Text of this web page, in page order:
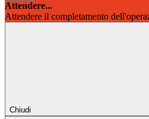
Attendere...
Attendere il completamento
Chiudi